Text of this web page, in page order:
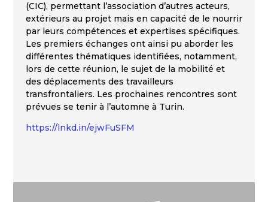
(CIC), permettant l’association d’autres acteurs,
extérieurs au projet mais en capacité de le nourrir
par leurs compétences et expertises spécifiques.
Les premiers échanges ont ainsi pu aborder les
différentes thématiques identifiées, notamment,
lors de cette réunion, le sujet de la mobilité et
des déplacements des travailleurs
transfrontaliers. Les prochaines rencontres sont
prévues se tenir à l’automne à Turin.
https://lnkd.in/ejwFuSFM